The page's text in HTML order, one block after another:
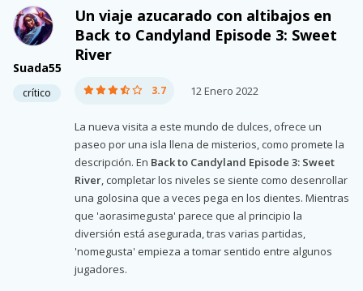
Suada55
crítico
Un viaje azucarado con altibajos en
Back to Candyland Episode 3: Sweet
River
3.7 12 Enero 2022
La nueva visita a este mundo de dulces, ofrece un
paseo por una isla llena de misterios, como promete la
descripción. En Back to Candyland Episode 3: Sweet
River, completar los niveles se siente como desenrollar
una golosina que a veces pega en los dientes. Mientras
que 'aorasimegusta' parece que al principio la
diversión está asegurada, tras varias partidas,
'nomegusta' empieza a tomar sentido entre algunos
jugadores.